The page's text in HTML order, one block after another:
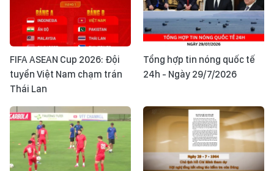
FIFA ASEAN Cup 2026: Đội
tuyển Việt Nam chạm trán
Thái Lan
Tổng hợp tin nóng quốc tế
24h - Ngày 29/7/2026